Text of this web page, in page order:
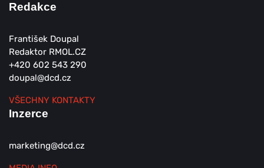
Redakce
František Doupal
Redaktor RMOL.CZ
+420 602 543 290
doupal@dcd.cz
VŠECHNY KONTAKTY
Inzerce
marketing@dcd.cz